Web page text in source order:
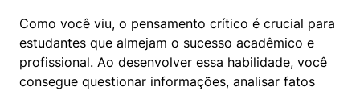
Como você viu, o pensamento crítico é crucial para
estudantes que almejam o sucesso acadêmico e
profissional. Ao desenvolver essa habilidade, você
consegue questionar informações, analisar fatos